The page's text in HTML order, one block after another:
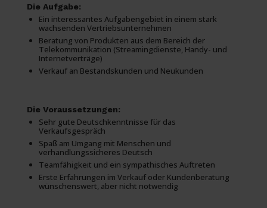
Die Aufgabe:
Ein interessantes Aufgabengebiet in einem stark
wachsenden Vertriebsunternehmen
Beratung von Produkten aus dem Bereich der
Telekommunikation (Streamingdienste, Handy- und
Internetverträge)
Verkauf an Bestandskunden und Neukunden
Die Voraussetzungen:
Sehr gute Deutschkenntnisse für das
Verkaufsgespräch
Spaß am Umgang mit Menschen und
verhandlungssicheres Deutsch
Teamfähigkeit und ein sympathisches Auftreten
Erste Erfahrungen im Verkauf oder Kundenberatung
wünschenswert, aber nicht notwendig